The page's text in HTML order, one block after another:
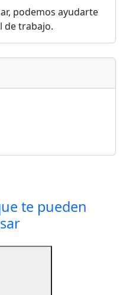
podemos ayudarte
de trabajo.
te pueden